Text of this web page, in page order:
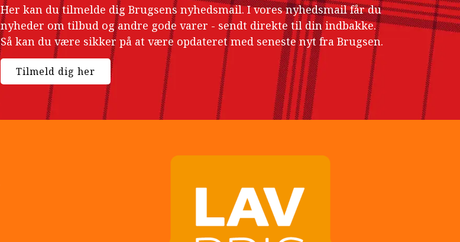
Her kan du tilmelde dig Brugsens nyhedsmail. I vores nyhedsmail får du
nyheder om tilbud og andre gode varer - sendt direkte til din indbakke.
Så kan du være sikker på at være opdateret med seneste nyt fra Brugsen.
Tilmeld dig her